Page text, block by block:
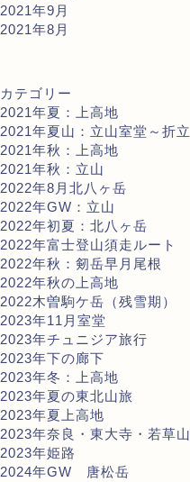
2021年9月
2021年8月
カテゴリー
2021年夏：上高地
2021年夏山：立山室堂～折立
2021年秋：上高地
2021年秋：立山
2022年8月北八ヶ岳
2022年GW：立山
2022年初夏：北八ヶ岳
2022年富士登山須走ルート
2022年秋：剱岳早月尾根
2022年秋の上高地
2022木曽駒ケ岳（残雪期）
2023年11月室堂
2023年チュニジア旅行
2023年下の廊下
2023年冬：上高地
2023年夏の東北山旅
2023年夏上高地
2023年奈良・東大寺・若草山
2023年姫路
2024年GW 唐松岳